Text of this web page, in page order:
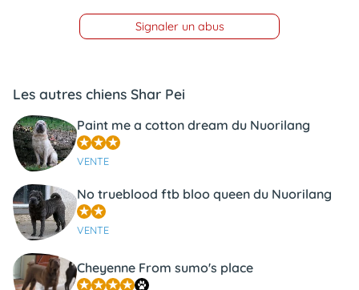
Signaler un abus
Les autres chiens Shar Pei
Paint me a cotton dream du Nuorilang
VENTE
No trueblood ftb bloo queen du Nuorilang
VENTE
Cheyenne From sumo's place